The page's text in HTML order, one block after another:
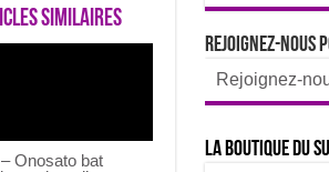
similaires
Onosato bat
Rejoignez-nous
Rejoignez-
La boutique du